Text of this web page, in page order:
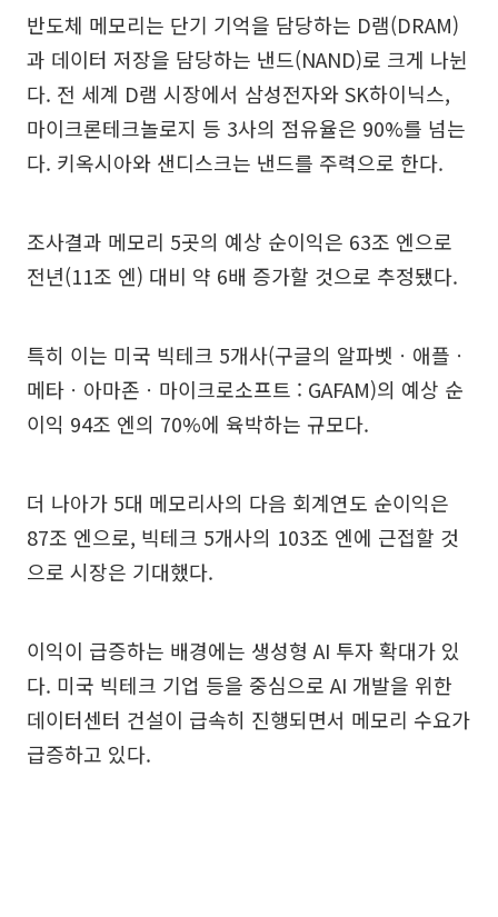
반도체 메모리는 단기 기억을 담당하는 D램(DRAM)
과 데이터 저장을 담당하는 낸드(NAND)로 크게 나뉜
다. 전 세계 D램 시장에서 삼성전자와 SK하이닉스,
마이크론테크놀로지 등 3사의 점유율은 90%를 넘는
다. 키옥시아와 샌디스크는 낸드를 주력으로 한다.
조사결과 메모리 5곳의 예상 순이익은 63조 엔으로
전년(11조 엔) 대비 약 6배 증가할 것으로 추정됐다.
특히 이는 미국 빅테크 5개사(구글의 알파벳ㆍ애플ㆍ
메타ㆍ아마존ㆍ마이크로소프트 : GAFAM)의 예상 순
이익 94조 엔의 70%에 육박하는 규모다.
더 나아가 5대 메모리사의 다음 회계연도 순이익은
87조 엔으로, 빅테크 5개사의 103조 엔에 근접할 것
으로 시장은 기대했다.
이익이 급증하는 배경에는 생성형 AI 투자 확대가 있
다. 미국 빅테크 기업 등을 중심으로 AI 개발을 위한
데이터센터 건설이 급속히 진행되면서 메모리 수요가
급증하고 있다.